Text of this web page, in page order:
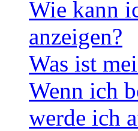
Wie kann
anzeigen?
Was ist
Wenn ich
werde ich